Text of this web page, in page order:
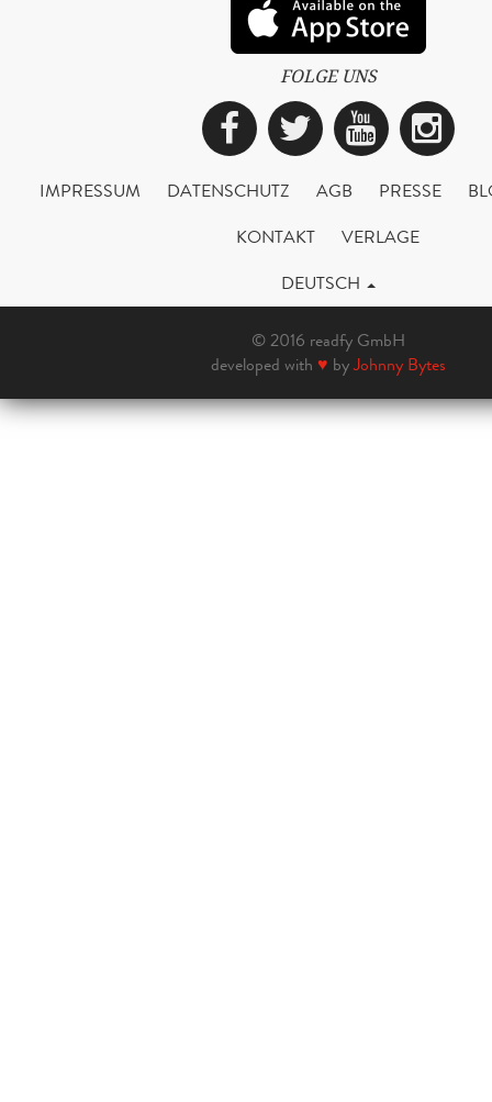
FOLGE UNS
Facebook
Twitter
IMPRESSUM DATENSCHUTZ AGB PRESSE
KONTAKT
VERLAGE
DEUTSCH
© 2016 readfy GmbH
developed with ♥ byJohnny Bytes